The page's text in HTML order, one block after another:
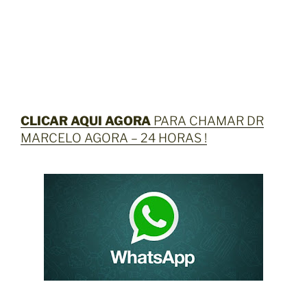
CLICAR AQUI AGORA PARA CHAMAR DR
MARCELO AGORA – 24 HORAS !